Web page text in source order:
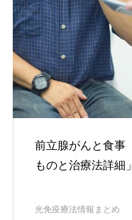
前立腺がんと食事
ものと治療法詳細」
光免疫療法情報まとめ